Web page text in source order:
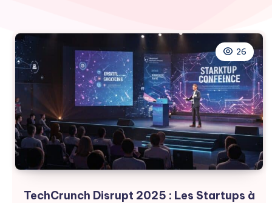
26
TechCrunch Disrupt 2025 : Les Startups à